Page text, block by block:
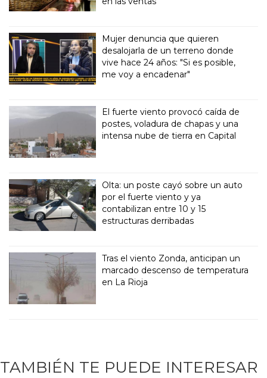
Mujer denuncia que quieren
desalojarla de un terreno donde
vive hace 24 años: "Si es posible,
me voy a encadenar"
El fuerte viento provocó caída de
postes, voladura de chapas y una
intensa nube de tierra en Capital
Olta: un poste cayó sobre un auto
por el fuerte viento y ya
contabilizan entre 10 y 15
estructuras derribadas
Tras el viento Zonda, anticipan un
marcado descenso de temperatura
en La Rioja
TAMBIÉN TE PUEDE INTERESAR